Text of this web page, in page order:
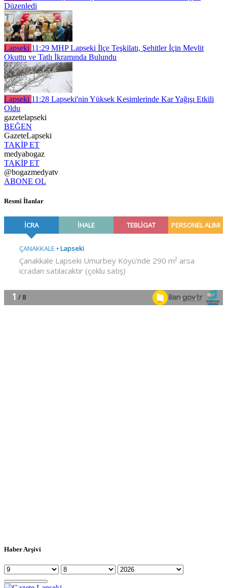
Düzenledi
Lapseki 11:29 MHP Lapseki İlçe Teşkilatı, Şehitler İçin Mevlit
Okuttu ve Tatlı İkramında Bulundu
Lapseki 11:28 Lapseki'nin Yüksek Kesimlerinde Kar Yağışı Etkili
Oldu
gazetelapseki
BEĞEN
GazeteLapseki
TAKİP ET
medyabogaz
TAKİP ET
@bogazmedyatv
ABONE OL
Resmî İlanlar
Haber Arşivi